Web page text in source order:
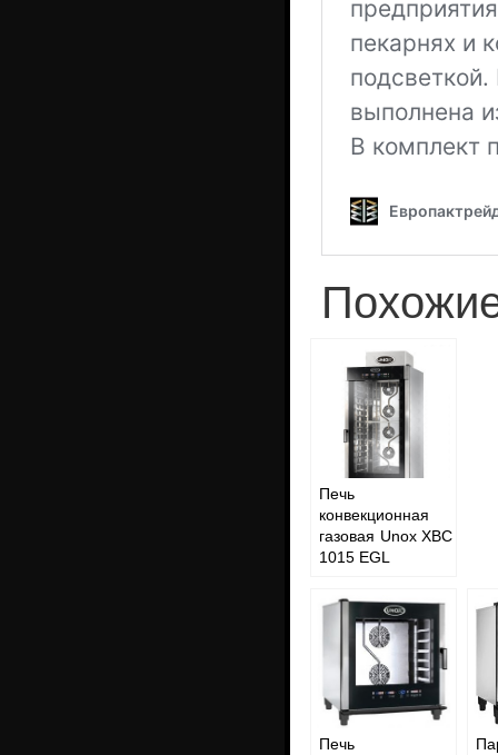
Печь
конвекционная
газовая Unox XBC
1015 EGL
Печь